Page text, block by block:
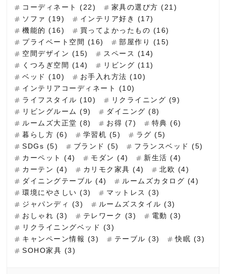
コーディネート (22)
家具の選び方 (21)
ソファ (19)
インテリア好き (17)
機能的 (16)
買ってよかったもの (16)
プライベート空間 (16)
部屋作り (15)
空間デザイン (15)
スペース (14)
くつろぎ空間 (14)
リビング (11)
ベッド (10)
お手入れ方法 (10)
インテリアコーディネート (10)
ライフスタイル (10)
リクライニング (9)
リビングルーム (9)
ダイニング (8)
ルームズ大正堂 (8)
お得 (7)
特典 (6)
暮らし方 (6)
学習机 (5)
ラグ (5)
SDGs (5)
ブランド (5)
フランスベッド (5)
カーペット (4)
モダン (4)
新生活 (4)
カーテン (4)
カリモク家具 (4)
北欧 (4)
ダイニングテーブル (4)
ルームズカタログ (4)
環境にやさしい (3)
マットレス (3)
ジャパンディ (3)
ルームズスタイル (3)
おしゃれ (3)
テレワーク (3)
電動 (3)
リクライニングベッド (3)
キャンペーン情報 (3)
テーブル (3)
快眠 (3)
SOHO家具 (3)